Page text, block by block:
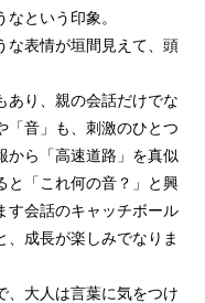
という印象。
な表情が垣間見えて、頭
あり、親の会話だけでな
「音」も、刺激のひとつ
から「高速道路」を真似
と「これ何の音？」と興
す会話のキャッチボール
、成長が楽しみでなりま
、大人は言葉に気をつけ